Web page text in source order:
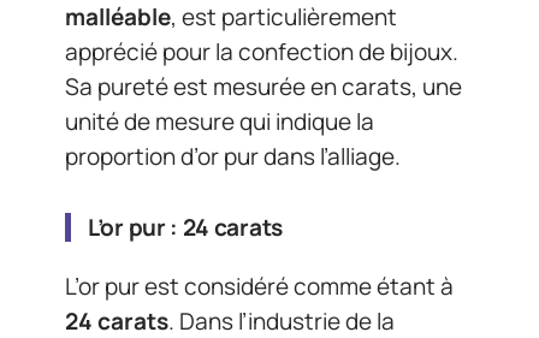
malléable, est particulièrement
apprécié pour la confection de bijoux.
Sa pureté est mesurée en carats, une
unité de mesure qui indique la
proportion d’or pur dans l’alliage.
L’or pur : 24 carats
L’or pur est considéré comme étant à
24 carats. Dans l’industrie de la